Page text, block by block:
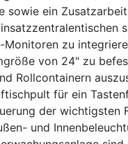
sowie ein
Monitoren zu
von 24" zu
Rollcontainern
für ein
der wichtigsten
und